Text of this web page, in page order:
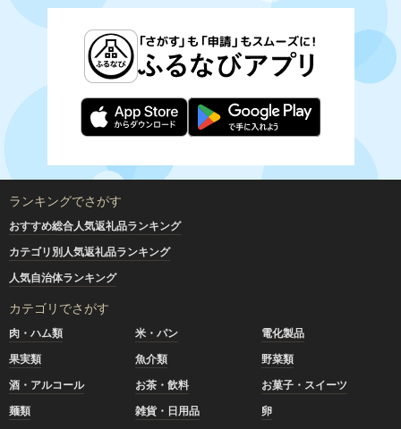
ランキングでさがす
おすすめ総合人気返礼品ランキング
カテゴリ別人気返礼品ランキング
人気自治体ランキング
カテゴリでさがす
肉・ハム類 米・パン
電化製品
果実類
魚介類
野菜類
酒・アルコール
お茶・飲料
お菓子・スイーツ
麺類
雑貨・日用品
卵